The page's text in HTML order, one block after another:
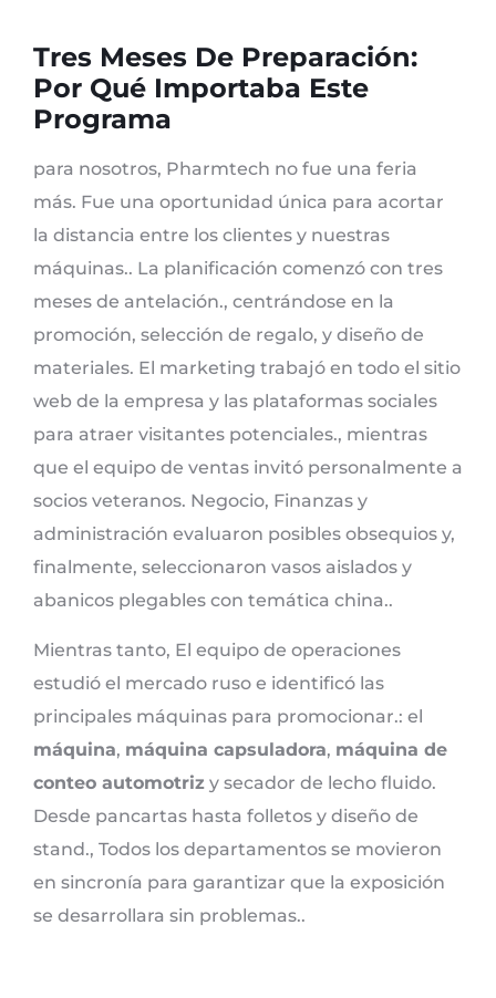
Tres Meses De Preparación:
Por Qué Importaba Este
Programa
para nosotros, Pharmtech no fue una feria
más. Fue una oportunidad única para acortar
la distancia entre los clientes y nuestras
máquinas.. La planificación comenzó con tres
meses de antelación., centrándose en la
promoción, selección de regalo, y diseño de
materiales. El marketing trabajó en todo el sitio
web de la empresa y las plataformas sociales
para atraer visitantes potenciales., mientras
que el equipo de ventas invitó personalmente a
socios veteranos. Negocio, Finanzas y
administración evaluaron posibles obsequios y,
finalmente, seleccionaron vasos aislados y
abanicos plegables con temática china..
Mientras tanto, El equipo de operaciones
estudió el mercado ruso e identificó las
principales máquinas para promocionar.: el
máquina, máquina capsuladora, máquina de
conteo automotriz y secador de lecho fluido.
Desde pancartas hasta folletos y diseño de
stand., Todos los departamentos se movieron
en sincronía para garantizar que la exposición
se desarrollara sin problemas..